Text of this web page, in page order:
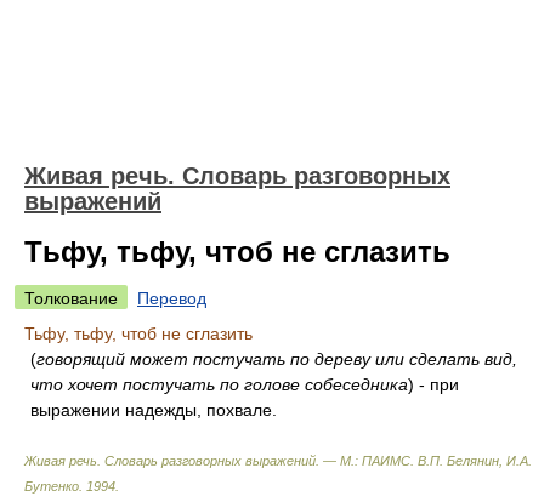
Живая речь. Словарь разговорных
выражений
Тьфу, тьфу, чтоб не сглазить
Толкование
Перевод
Тьфу, тьфу, чтоб не сглазить
(говорящий может постучать по дереву или сделать вид,
что хочет постучать по голове собеседника) - при
выражении надежды, похвале.
Живая речь. Словарь разговорных выражений. — М.: ПАИМС В.П. Белянин, И.А.
Бутенко 1994